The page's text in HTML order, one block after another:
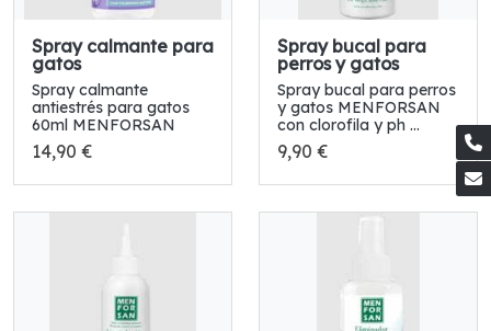
Spray calmante para
gatos
Spray calmante
antiestrés para gatos
60ml MENFORSAN
14,90 €
Spray bucal para
perros y gatos
Spray bucal para perros
y gatos MENFORSAN
con clorofila y ph ...
9,90 €